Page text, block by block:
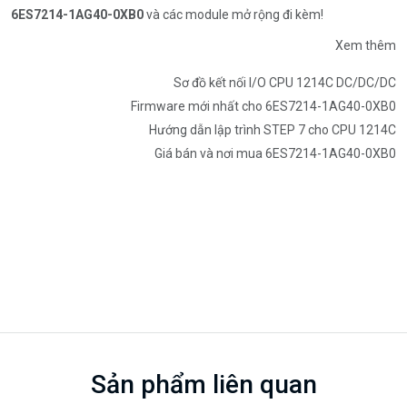
6ES7214-1AG40-0XB0và các module mở rộng đi kèm!
Xem thêm
Sơ đồ kết nối I/O CPU 1214C DC/DC/DC
Firmware mới nhất cho 6ES7214-1AG40-0XB0
Hướng dẫn lập trình STEP 7 cho CPU 1214C
Giá bán và nơi mua 6ES7214-1AG40-0XB0
Sản phẩm liên quan